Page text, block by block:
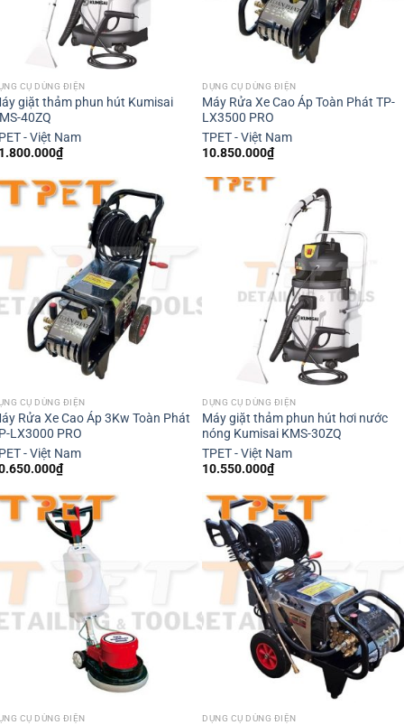
CỤ DÙNG ĐIỆN
giặt thảm phun hút Kumisai
40ZQ
- Việt Nam
₫
DỤNG CỤ DÙNG ĐIỆN
Máy Rửa Xe Cao Áp Toàn Phát TP-
LX3500 PRO
TPET - Việt Nam
10.850.000₫
CỤ DÙNG ĐIỆN
Rửa Xe Cao Áp 3Kw Toàn Phát
LX3000 PRO
- Việt Nam
₫
DỤNG CỤ DÙNG ĐIỆN
Máy giặt thảm phun hút hơi nước
nóng Kumisai KMS-30ZQ
TPET - Việt Nam
10.550.000₫
CỤ DÙNG ĐIỆN DỤNG CỤ DÙNG ĐIỆN